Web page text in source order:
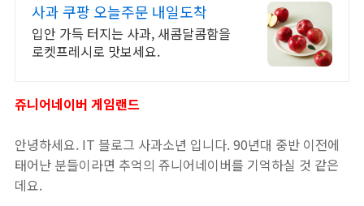
사과 쿠팡 오늘주문 내일도착
입안 가득 터지는 사과, 새콤달콤함을
로켓프레시로 맛보세요.
쥬니어네이버 게임랜드
안녕하세요. IT 블로그 사과소년 입니다. 90년대 중반 이전에
태어난 분들이라면 추억의 쥬니어네이버를 기억하실 것 같은
데요.